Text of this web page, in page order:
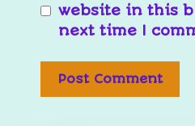
website in this
next time I